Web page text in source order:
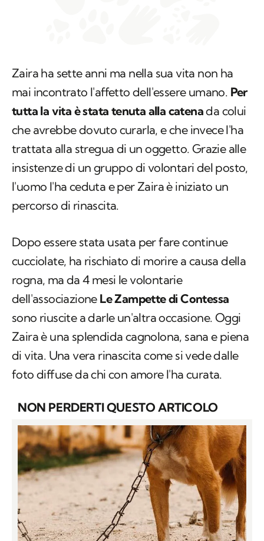
Zaira ha sette anni ma nella sua vita non ha
mai incontrato l'affetto dell'essere umano. Per
tutta la vita è stata tenuta alla catenada colui
che avrebbe dovuto curarla, e che invece l'ha
trattata alla stregua di un oggetto. Grazie alle
insistenze di un gruppo di volontari del posto,
l'uomo l'ha ceduta e per Zaira è iniziato un
percorso di rinascita.
Dopo essere stata usata per fare continue
cucciolate, ha rischiato di morire a causa della
rogna, ma da 4 mesi le volontarie
dell'associazioneLe Zampette di Contessa
sono riuscite a darle un'altra occasione. Oggi
Zaira è una splendida cagnolona, sana e piena
di vita. Una vera rinascita come si vede dalle
NON PERDERTI QUESTO ARTICOLO